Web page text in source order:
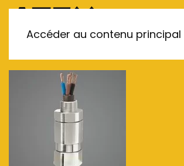
Accéder au contenu principal